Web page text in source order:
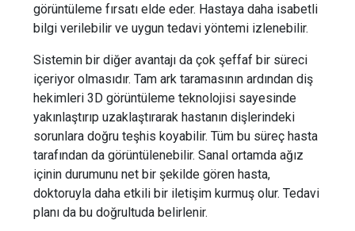
görüntüleme fırsatı elde eder. Hastaya daha isabetli
bilgi verilebilir ve uygun tedavi yöntemi izlenebilir.
Sistemin bir diğer avantajı da çok şeffaf bir süreci
içeriyor olmasıdır. Tam ark taramasının ardından diş
hekimleri 3D görüntüleme teknolojisi sayesinde
yakınlaştırıp uzaklaştırarak hastanın dişlerindeki
sorunlara doğru teşhis koyabilir. Tüm bu süreç hasta
tarafından da görüntülenebilir. Sanal ortamda ağız
içinin durumunu net bir şekilde gören hasta,
doktoruyla daha etkili bir iletişim kurmuş olur. Tedavi
planı da bu doğrultuda belirlenir.